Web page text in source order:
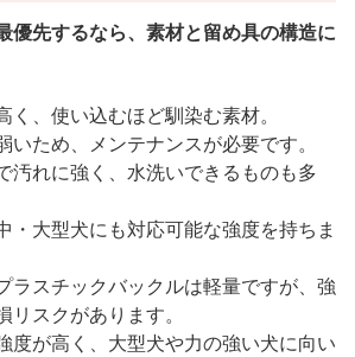
優先するなら、素材と留め具の構造に
く、使い込むほど馴染む素材。
いため、メンテナンスが必要です。
汚れに強く、水洗いできるものも多
・大型犬にも対応可能な強度を持ちま
ラスチックバックルは軽量ですが、強
スクがあります。
度が高く、大型犬や力の強い犬に向い